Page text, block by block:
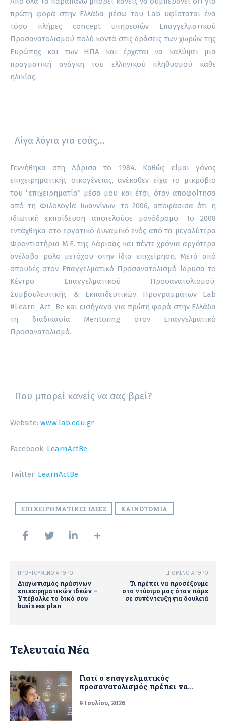
πρώτη φορά στην Ελλάδα μέσω του Lab υφίσταται ένα
τόσο πλήρες concept υπηρεσιών Επαγγελματικού
Προσανατολισμού πολύ κοντά στις δράσεις των χωρών της
Ευρώπης και των ΗΠΑ και έρχεται να καλύψει μια
πραγματική ανάγκη του ελληνικού πληθυσμού κάθε
ηλικίας.
Λίγα λόγια για εσάς…
Γεννήθηκα στη Λάρισα το 1984. Καθώς είμαι γόνος
επιχειρηματικής οικογένειας, ανέκαθεν είχα το μικρόβιο
του “επιχειρηματία” μέσα μου και έτσι, όταν αποφοίτησα
από τη Φιλολογία Ιωαννίνων, το 2006, αποφάσισα ότι η
ιδιωτική εκπαίδευση αποτελούσε μονόδρομο. Το 2008
εντάχθηκα στο εργατικό δυναμικό ενός από τα μεγαλύτερα
Φροντιστήρια Μ.Ε. της Λάρισας και πέντε χρόνια αργότερα
ανέλαβα ρόλο μετόχου στην ίδια επιχείρηση. Μετά από
σπουδές στον Επαγγελματικό Προσανατολισμό ίδρυσα το
Κέντρο Επαγγελματικού Προσανατολισμού,
Συμβουλευτικής & Εκπαιδευτικών Προγραμμάτων Lab
#Learn_Act_Be και εισήγαγα για πρώτη φορά στην Ελλάδα
τη διαδικασία Mentoring στον Επαγγελματικό
Προσανατολισμό.
Που μπορεί κανείς να σας βρεί?
Website: www.lab.edu.gr
Facebook: LearnActBe
Twitter: LearnActBe
ΕΠΙΧΕΙΡΗΜΑΤΙΚΈΣ ΙΔΈΕΣ ΚΑΙΝΟΤΟΜΊΑ
ΠΡΟΗΓΟΎΜΕΝΟ ΆΡΘΡΟ
Διαγωνισμός πράσινων
επιχειρηματικών ιδεών –
Υπέβαλλε το δικό σου
business plan
ΕΠΌΜΕΝΟ ΆΡΘΡΟ
Τι πρέπει να προσέξουμε
στο ντύσιμο μας όταν πάμε
σε συνέντευξη για δουλειά
Τελευταία Νέα
Γιατί ο επαγγελματικός
προσανατολισμός πρέπει να...
9 Ιουλίου, 2026